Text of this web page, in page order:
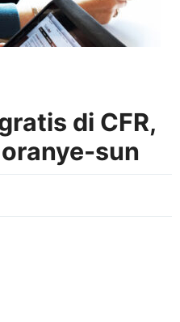
di CFR,
sun